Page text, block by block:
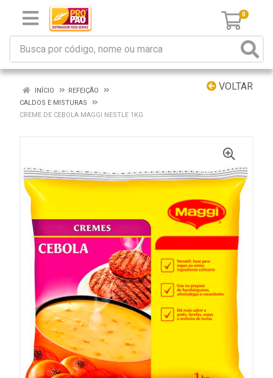
0
VOLTAR
INÍCIO
REFEIÇÃO
CALDOS E MISTURAS
CREME DE CEBOLA MAGGI NESTLE 1KG